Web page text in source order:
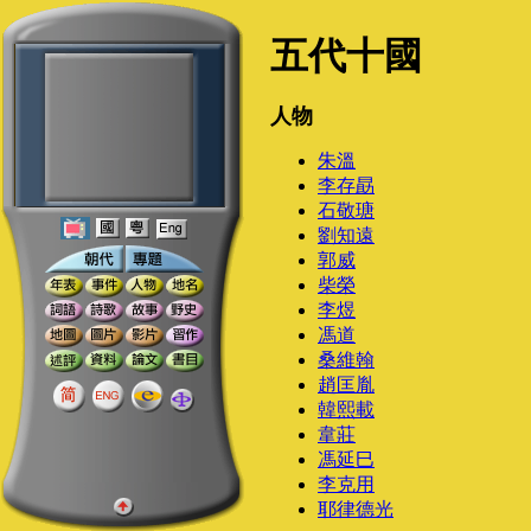
五代十國
人物
朱溫
李存勗
石敬瑭
劉知遠
郭威
柴榮
李煜
馮道
桑維翰
趙匡胤
韓熙載
韋莊
馮延巳
李克用
耶律德光